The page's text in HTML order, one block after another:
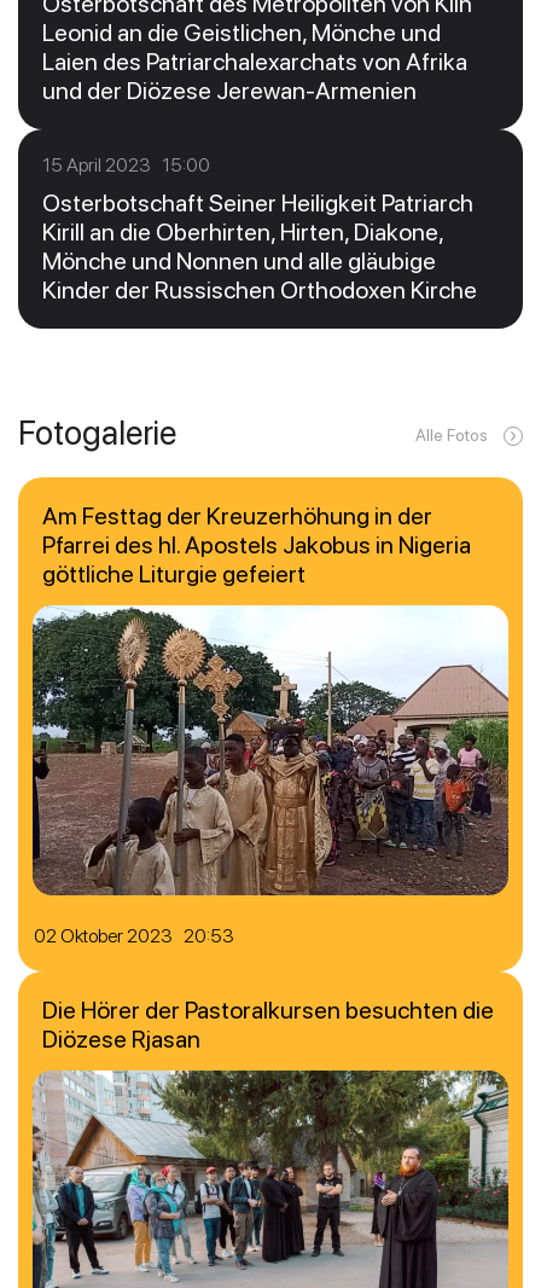
Leonid an die Geistlichen, Mönche und
Laien des Patriarchalexarchats von Afrika
und der Diözese Jerewan-Armenien
15 April 2023 15:00
Osterbotschaft Seiner Heiligkeit Patriarch
Kirill an die Oberhirten, Hirten, Diakone,
Mönche und Nonnen und alle gläubige
Kinder der Russischen Orthodoxen Kirche
Fotogalerie Alle Fotos
02 Oktober 2023 20:53
Am Festtag der Kreuzerhöhung in der
Pfarrei des hl. Apostels Jakobus in Nigeria
göttliche Liturgie gefeiert
Die Hörer der Pastoralkursen besuchten die
Diözese Rjasan